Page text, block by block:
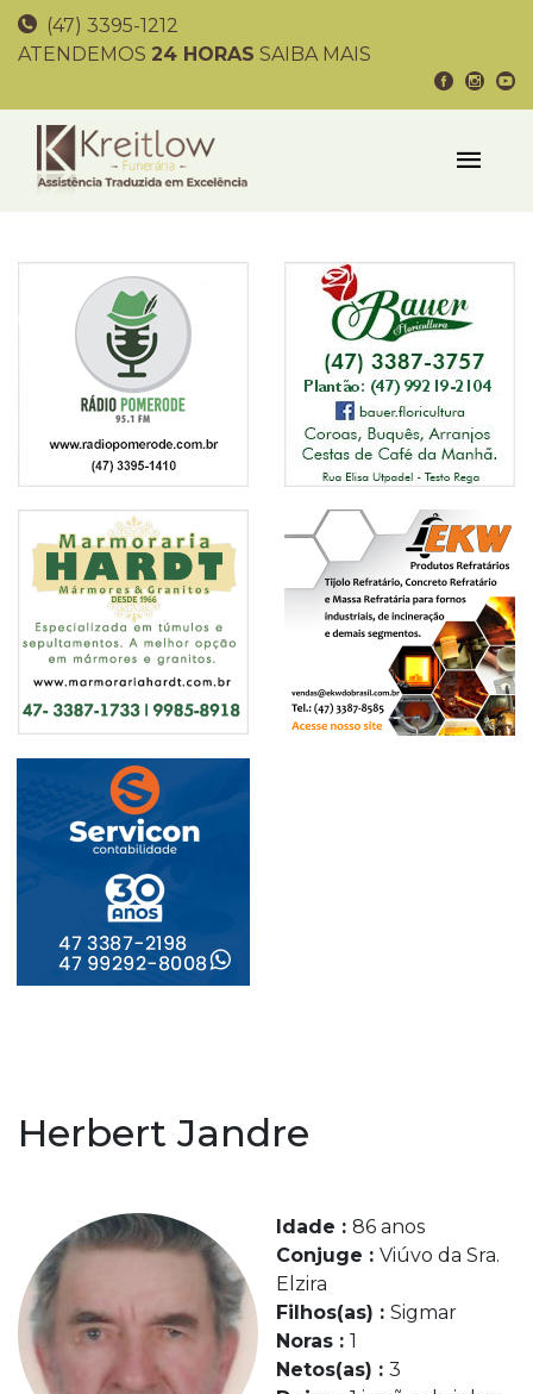
(47) 3395-1212
ATENDEMOS 24 HORAS SAIBA MAIS
Herbert Jandre
Idade : 86 anos
Conjuge : Viúvo da Sra.
Elzira
Filhos(as) : Sigmar
Noras : 1
Netos(as) : 3